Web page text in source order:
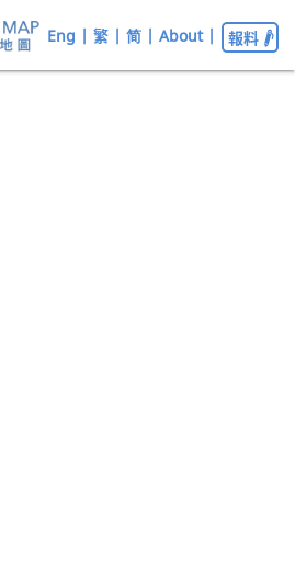
Eng | 繁 | 简 | About | 報料